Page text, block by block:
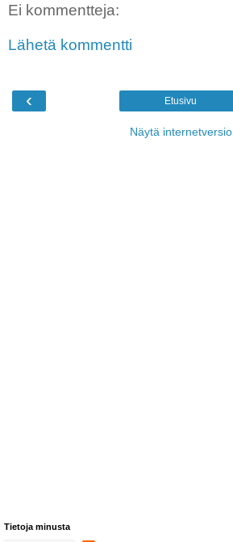
Ei kommentteja:
Lähetä kommentti
‹ Etusivu
Näytä internetversio
Tietoja minusta